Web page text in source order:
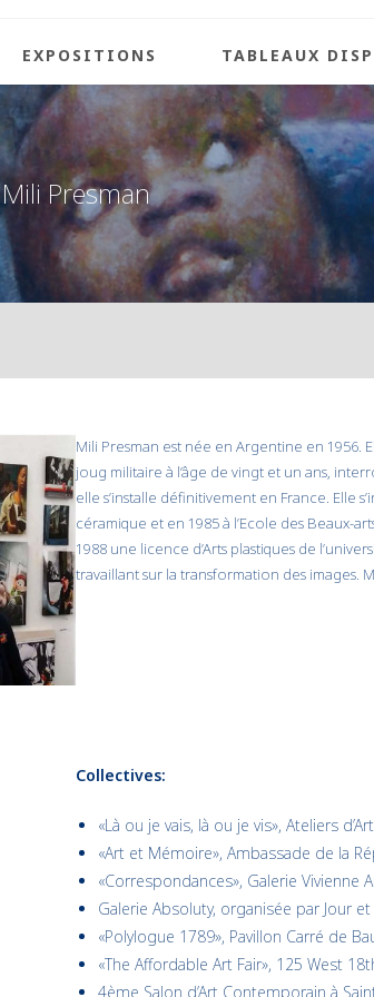
EXPOSITIONS TABLEAUX
Mili Presman
Mili Presman est née en Argentine en 1956.
joug militaire à l’âge de vingt et un ans,
elle s’installe définitivement en France. Elle
céramique et en 1985 à l’Ecole des Beaux-
1988 une licence d’Arts plastiques de
travaillant sur la transformation des images.
Collectives:
«Là ou je vais, là ou je vis», Ateliers
«Art et Mémoire», Ambassade de la
«Correspondances», Galerie Vivienne
Galerie Absoluty, organisée par Jour
«Polylogue 1789», Pavillon Carré de
«The Affordable Art Fair», 125 West
4ème Salon d’Art Contemporain à